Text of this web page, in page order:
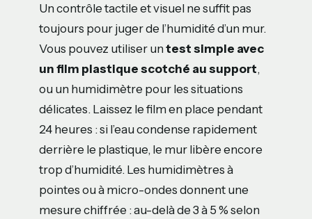
Un contrôle tactile et visuel ne suffit pas
toujours pour juger de l’humidité d’un mur.
Vous pouvez utiliser un test simple avec
un film plastique scotché au support,
ou un humidimètre pour les situations
délicates. Laissez le film en place pendant
24 heures : si l’eau condense rapidement
derrière le plastique, le mur libère encore
trop d’humidité. Les humidimètres à
pointes ou à micro-ondes donnent une
mesure chiffrée : au-delà de 3 à 5 % selon